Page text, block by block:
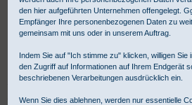
Rollhocker für Praxis
Einen Rollhocker mit fünfarmigem
Sie hier für die Grundausstattung von
Schwesternzimmer günstig bestellen.
den hier aufgeführten Unternehmen offengelegt.
Empfänger Ihre personenbezogenen Daten zu
gemeinsam mit uns oder in unserem Auftrag.
Indem Sie auf "Ich stimme zu" klicken, willigen Sie
den Zugriff auf Informationen auf Ihrem Endgerät
beschriebenen Verarbeitungen ausdrücklich ein.
Wenn Sie dies ablehnen, werden nur essentielle